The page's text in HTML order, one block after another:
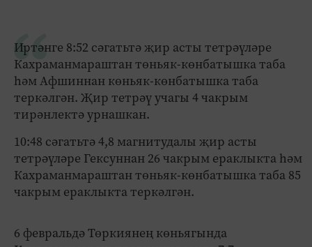
Иртәнге 8:52 сәгатьтә җир асты тетрәүләре
Кахраманмараштан төньяк-көнбатышка таба
һәм Афшиннан көньяк-көнбатышка таба
теркәлгән. Җир тетрәү учагы 4 чакрым
тирәнлектә урнашкан.
10:48 сәгатьтә 4,8 магнитудалы җир асты
тетрәүләре Гексуннан 26 чакрым ераклыкта һәм
Кахраманмараштан төньяк-көнбатышка таба 85
чакрым ераклыкта теркәлгән.
6 февральдә Төркиянең көньягында